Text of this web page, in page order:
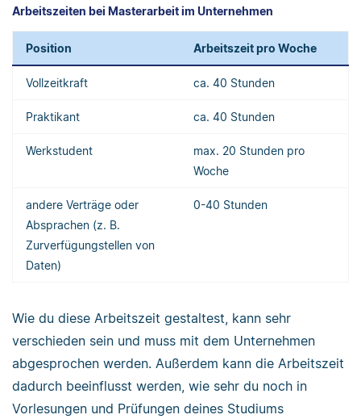
Arbeitszeiten bei Masterarbeit im Unternehmen
Position Arbeitszeit pro Woche
Vollzeitkraft ca. 40 Stunden
Praktikant ca. 40 Stunden
Werkstudent
max. 20 Stunden pro
Woche
andere Verträge oder
Absprachen (z. B.
Zurverfügungstellen von
Daten)
0-40 Stunden
Wie du diese Arbeitszeit gestaltest, kann sehr
verschieden sein und muss mit dem Unternehmen
abgesprochen werden. Außerdem kann die Arbeitszeit
dadurch beeinflusst werden, wie sehr du noch in
Vorlesungen und Prüfungen deines Studiums